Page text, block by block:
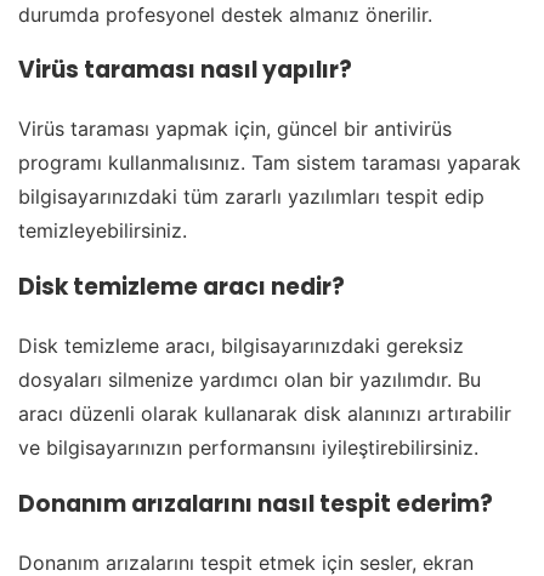
durumda profesyonel destek almanız önerilir.
Virüs taraması nasıl yapılır?
Virüs taraması yapmak için, güncel bir antivirüs
programı kullanmalısınız. Tam sistem taraması yaparak
bilgisayarınızdaki tüm zararlı yazılımları tespit edip
temizleyebilirsiniz.
Disk temizleme aracı nedir?
Disk temizleme aracı, bilgisayarınızdaki gereksiz
dosyaları silmenize yardımcı olan bir yazılımdır. Bu
aracı düzenli olarak kullanarak disk alanınızı artırabilir
ve bilgisayarınızın performansını iyileştirebilirsiniz.
Donanım arızalarını nasıl tespit ederim?
Donanım arızalarını tespit etmek için sesler, ekran